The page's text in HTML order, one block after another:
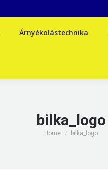
Árnyékolástechnika
bilka_logo
You are here:
Home bilka_logo